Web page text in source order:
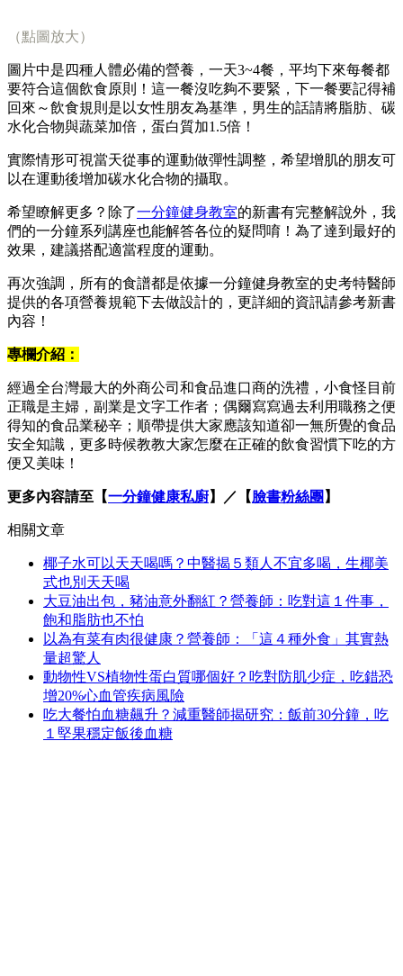
（點圖放大）
圖片中是四種人體必備的營養，一天3~4餐，平均下來每餐都
要符合這個飲食原則！這一餐沒吃夠不要緊，下一餐要記得補
回來～飲食規則是以女性朋友為基準，男生的話請將脂肪、碳
水化合物與蔬菜加倍，蛋白質加1.5倍！
實際情形可視當天從事的運動做彈性調整，希望增肌的朋友可
以在運動後增加碳水化合物的攝取。
希望瞭解更多？除了一分鐘健身教室的新書有完整解說外，我
們的一分鐘系列講座也能解答各位的疑問唷！為了達到最好的
效果，建議搭配適當程度的運動。
再次強調，所有的食譜都是依據一分鐘健身教室的史考特醫師
提供的各項營養規範下去做設計的，更詳細的資訊請參考新書
內容！
專欄介紹：
經過全台灣最大的外商公司和食品進口商的洗禮，小食怪目前
正職是主婦，副業是文字工作者；偶爾寫寫過去利用職務之便
得知的食品業秘辛；順帶提供大家應該知道卻一無所覺的食品
安全知識，更多時候教教大家怎麼在正確的飲食習慣下吃的方
便又美味！
更多內容請至【一分鐘健康私廚】／【臉書粉絲團 】
相關文章
椰子水可以天天喝嗎？中醫揭５類人不宜多喝，生椰美
式也別天天喝
大豆油出包，豬油意外翻紅？營養師：吃對這１件事，
飽和脂肪也不怕
以為有菜有肉很健康？營養師：「這４種外食」其實熱
量超驚人
動物性VS植物性蛋白質哪個好？吃對防肌少症，吃錯恐
增20%心血管疾病風險
吃大餐怕血糖飆升？減重醫師揭研究：飯前30分鐘，吃
１堅果穩定飯後血糖